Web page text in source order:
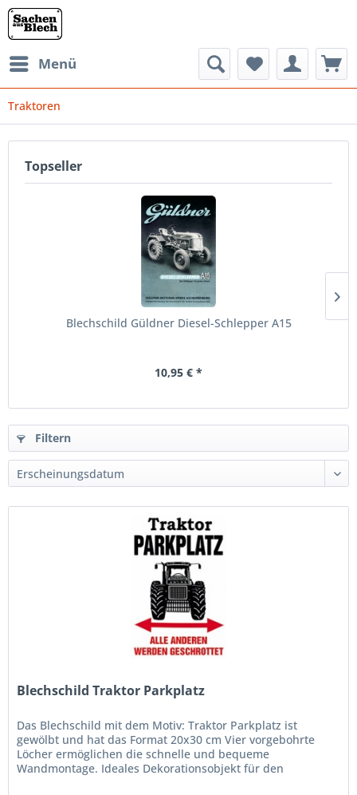
Menü
Traktoren
Topseller
Blechschild Güldner Diesel-Schlepper A15
10,95 € *
Filtern
Blechschild Traktor Parkplatz
Das Blechschild mit dem Motiv: Traktor Parkplatz ist
gewölbt und hat das Format 20x30 cm Vier vorgebohrte
Löcher ermöglichen die schnelle und bequeme
Wandmontage. Ideales Dekorationsobjekt für den